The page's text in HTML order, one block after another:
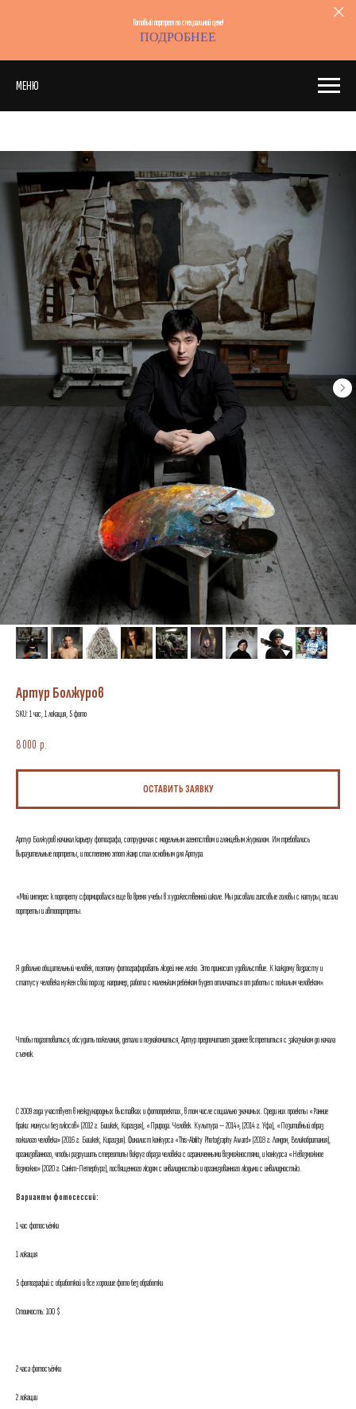
Готовый портрет по специальной цене!
ПОДРОБНЕЕ
МЕНЮ
Артур Болжуров
SKU:1 час, 1 локация, 5 фото
8 000 р.
ОСТАВИТЬ ЗАЯВКУ
Артур Болжуров начинал карьеру фотографа, сотрудничая с модельным агентством и глянцевым журналом. Им требовались
выразительные портреты, и постепенно этот жанр стал основным для Артура.
«Мой интерес к портрету сформировался еще во время учебы в художественной школе. Мы рисовали гипсовые головы с натуры, писали
портреты и автопортреты.
Я довольно общительный человек, поэтому фотографировать людей мне легко. Это приносит удовольствие. К каждому возрасту и
статусу человека нужен свой подход: например, работа с маленьким ребёнком будет отличаться от работы с пожилым человеком».
Чтобы подготовиться, обсудить пожелания, детали и познакомиться, Артур предпочитает заранее встретиться с заказчиком до начала
съемок.
С 2009 года участвует в международных выставках и фотопроектах, в том числе социально значимых. Среди них проекты «Ранние
браки: минусы без плюсов» (2012 г. Бишкек, Киргизия), «Природа. Человек. Культура — 2014», (2014 г. Уфа), «Позитивный образ
пожилого человека» (2016 г. Бишкек, Киргизия). Финалист конкурса «This-Ability Photography Award» (2018 г. Лондон, Великобритания),
организованного, чтобы разрушить стереотипы вокруг образа человека с ограниченными возможностями, и конкурса «Невозможное
возможно» (2020 г. Санкт-Петербург), посвященного людям с инвалидностью и организованного людьми с инвалидностью.
Варианты фотосессий:
1 час фотосъёмки
1 локация
5 фотографий с обработкой и все хорошие фото без обработки
Стоимость: 100 $
2 часа фотосъёмки
2 локации